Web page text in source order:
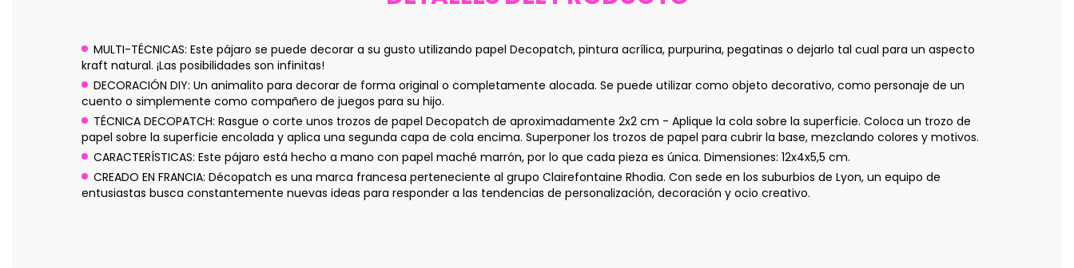
MULTI-TÉCNICAS: Este pájaro se puede decorar a su gusto utilizando papel Decopatch, pintura acrílica, purpurina, pegatinas o dejarlo tal cual para un aspecto
kraft natural. ¡Las posibilidades son infinitas!
DECORACIÓN DIY: Un animalito para decorar de forma original o completamente alocada. Se puede utilizar como objeto decorativo, como personaje de un
cuento o simplemente como compañero de juegos para su hijo.
TÉCNICA DECOPATCH: Rasgue o corte unos trozos de papel Decopatch de aproximadamente 2x2 cm - Aplique la cola sobre la superficie. Coloca un trozo de
papel sobre la superficie encolada y aplica una segunda capa de cola encima. Superponer los trozos de papel para cubrir la base, mezclando colores y motivos.
CARACTERÍSTICAS: Este pájaro está hecho a mano con papel maché marrón, por lo que cada pieza es única. Dimensiones: 12x4x5,5 cm.
CREADO EN FRANCIA: Décopatch es una marca francesa perteneciente al grupo Clairefontaine Rhodia. Con sede en los suburbios de Lyon, un equipo de
entusiastas busca constantemente nuevas ideas para responder a las tendencias de personalización, decoración y ocio creativo.